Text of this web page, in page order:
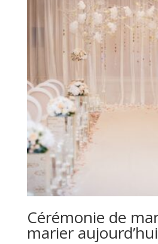
Cérémonie de
marier aujourd’hui